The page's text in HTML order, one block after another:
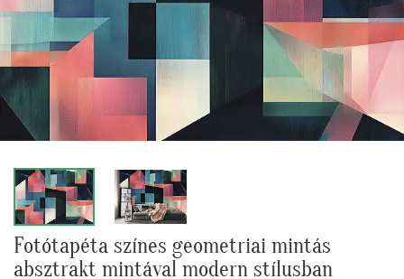
Fotótapéta színes geometriai mintás
absztrakt mintával modern stílusban